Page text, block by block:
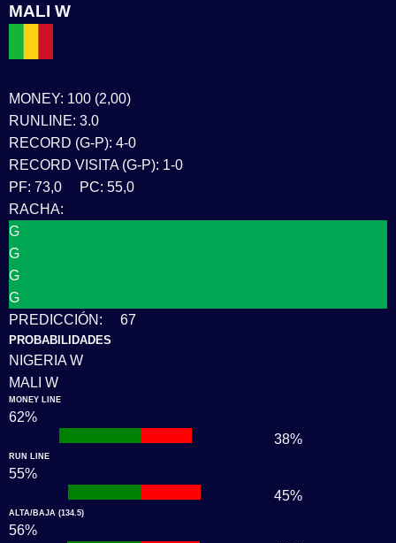
MALI W
MONEY: 100 (2,00)
RUNLINE: 3.0
RECORD (G-P): 4-0
RECORD VISITA (G-P): 1-0
PF: 73,0 PC: 55,0
RACHA:
G
G
G
G
PREDICCIÓN: 67
PROBABILIDADES
NIGERIA W
MALI W
MONEY LINE
62%
38%
RUN LINE
55%
45%
ALTA/BAJA (134.5)
56%